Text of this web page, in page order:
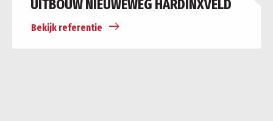
UITBOUW NIEUWEWEG HARDINXVELD
Bekijk referentie